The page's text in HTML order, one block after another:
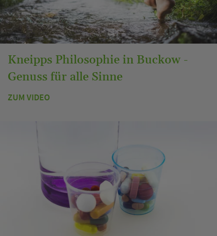
Kneipps Philosophie in Buckow -
Genuss für alle Sinne
ZUM VIDEO